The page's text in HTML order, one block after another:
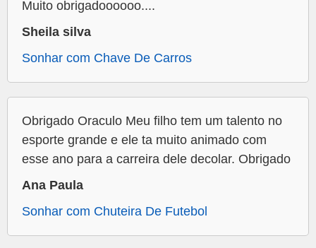
Muito obrigadoooooo....
Sheila silva
Sonhar com Chave De Carros
Obrigado Oraculo Meu filho tem um talento no
esporte grande e ele ta muito animado com
esse ano para a carreira dele decolar. Obrigado
Ana Paula
Sonhar com Chuteira De Futebol